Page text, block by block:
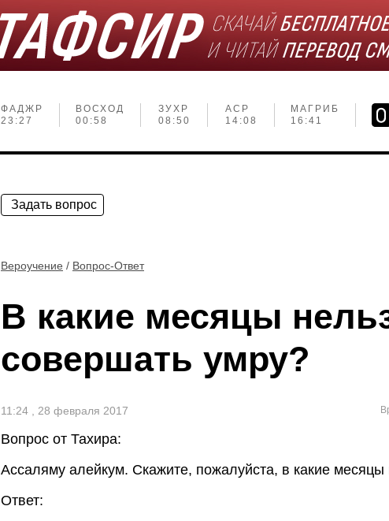
ФАДЖР
23:27
ВОСХОД
00:58
ЗУХР
08:50
АСР
14:08
МАГРИБ
16:41
Задать вопрос
Вероучение / Вопрос-Ответ
В какие месяцы
совершать умру?
11:24 , 28 февраля 2017
Вопрос от Тахира:
Ассаляму алейкум. Скажите, пожалуйста, в какие месяцы
Ответ: